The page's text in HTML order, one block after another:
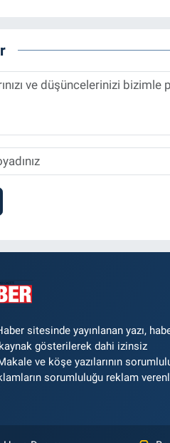
sitesinde yayınlanan yazı,
gösterilerek dahi izinsiz
ve köşe yazılarının
sorumluluğu reklam